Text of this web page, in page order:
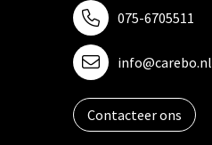
075-6705511
info@carebo.nl
Contacteer ons